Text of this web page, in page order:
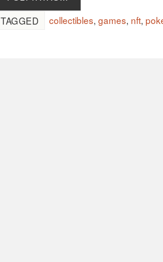
TAGGED collectibles, games, nft,